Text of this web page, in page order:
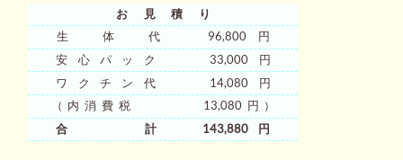
お見積り
生 体 代 96,800円
安心パック 33,000円
ワクチン代 14,080円
（内消費税 13,080円）
合 計 143,880円